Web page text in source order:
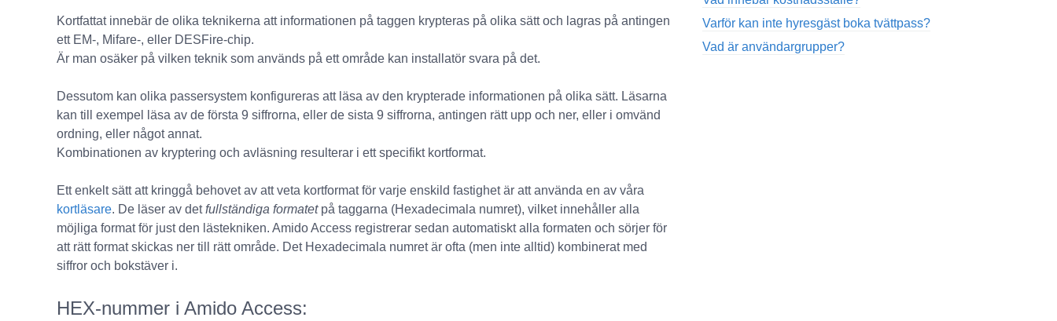
Kortfattat innebär de olika teknikerna att informationen på taggen krypteras på olika sätt och lagras på antingen
ett EM-, Mifare-, eller DESFire-chip.
Är man osäker på vilken teknik som används på ett område kan installatör svara på det.
Dessutom kan olika passersystem konfigureras att läsa av den krypterade informationen på olika sätt. Läsarna
kan till exempel läsa av de första 9 siffrorna, eller de sista 9 siffrorna, antingen rätt upp och ner, eller i omvänd
ordning, eller något annat.
Kombinationen av kryptering och avläsning resulterar i ett specifikt kortformat.
Ett enkelt sätt att kringgå behovet av att veta kortformat för varje enskild fastighet är att använda en av våra
kortläsare. De läser av detfullständiga formatetpå taggarna (Hexadecimala numret), vilket innehåller alla
möjliga format för just den lästekniken. Amido Access registrerar sedan automatiskt alla formaten och sörjer för
att rätt format skickas ner till rätt område. Det Hexadecimala numret är ofta (men inte alltid) kombinerat med
siffror och bokstäver i.
HEX-nummer i Amido Access:
Varför kan inte hyresgäst boka tvättpass?
Vad är användargrupper?